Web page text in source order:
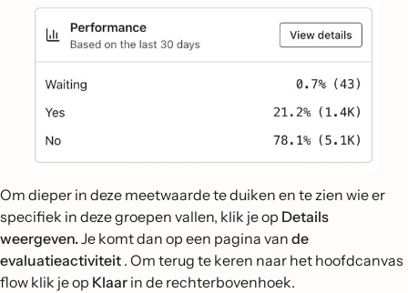
Om dieper in deze meetwaarde te duiken en te zien wie er
specifiek in deze groepen vallen, klik je op Details
weergeven.Je komt dan op een pagina van de
evaluatieactiviteit . Om terug te keren naar het hoofdcanvas
flow klik je op Klaar in de rechterbovenhoek.